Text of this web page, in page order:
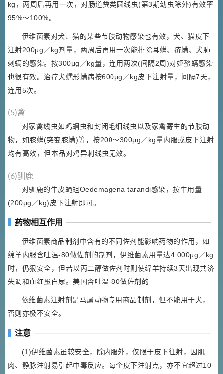
kg，两周后再用一次，对肠道粪类圆线虫(第3期幼虫除外)有效率
95%～100%。
伊维菌素对犬、猫的某些节肢动物感染也有效，犬、猫皮下
注射200μg／kg剂量，两周后再用一次能排除耳螨、疥螨、犬肺
刺螨的感染。按300μg／kg量，连用两次(间隔2周)对姬螯螨感染
也很有效。治疗犬蠕形螨病按600μg／kg皮下注射量，间隔7天，
连用5次。
(5)禽
对家禽线虫如鸡蛔虫和封闭毛细线虫以及家禽寄生的节肢动
物，如膝螨(突变膝螨)等，按200～300μg／kg量内服或皮下注射
均有高效，但本品对鸡异刺线虫无效。
(6)驯鹿
对驯鹿的牛皮蝇蛆Oedemagena tarandi感染，按牛用量
(200μg／kg)皮下注射即可。
药物相互作用
伊维菌素商品制剂中含有的不同佐剂能影响药物的作用，如
绵羊内服含吐温-80做佐剂的制剂，伊维菌素用量达4 000μg／kg
时，仍狠安全，但若以丙二醇做佐剂时则使绵羊持续3天出现共济
失调和血红蛋白尿。美国含吐温-80做佐剂的
依维菌素注射剂是马属动物专用商品制剂，但不能用于犬，
否则亦极不安全。
注意
(1)伊维菌素虽较安全，除内服外，仅限于皮下往射，因肌
肉、静脉注射易引起中毒反应。每个皮下注射点，亦不宜超过10